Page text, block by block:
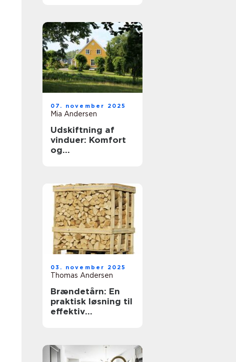
07. november 2025
Mia Andersen
Udskiftning af
vinduer: Komfort
og
03. november 2025
Thomas Andersen
Brændetårn: En
praktisk løsning til
effektiv